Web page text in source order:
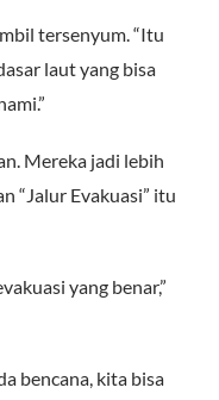
tersenyum. “Itu
laut yang bisa
Mereka jadi lebih
“Jalur Evakuasi” itu
yang benar,”
bencana, kita bisa